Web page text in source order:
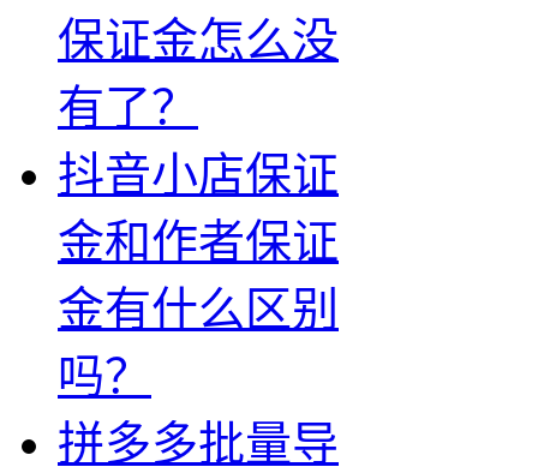
保证金怎么没
有了？
抖音小店保证
金和作者保证
金有什么区别
吗？
拼多多批量导